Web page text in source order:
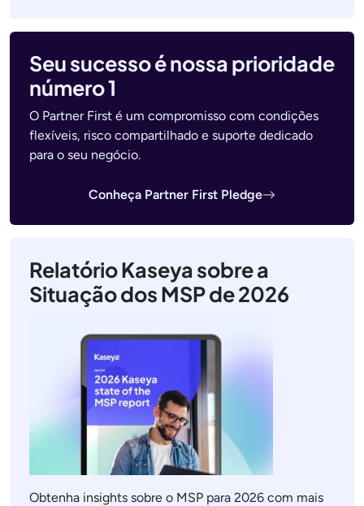
Seu sucesso é nossa prioridade
número 1
O Partner First é um compromisso com condições
flexíveis, risco compartilhado e suporte dedicado
para o seu negócio.
Conheça Partner First Pledge
Relatório Kaseya sobre a
Situação dos MSP de 2026
Obtenha insights sobre o MSP para 2026 com mais